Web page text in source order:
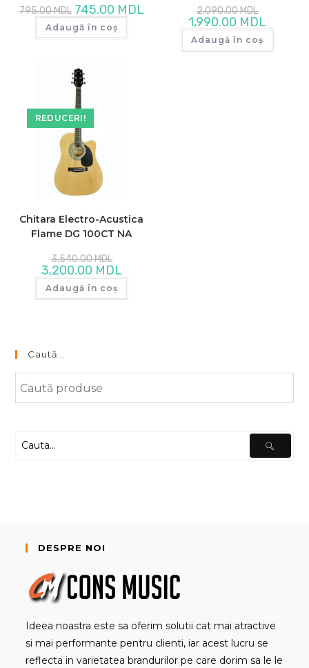
795.00MDL Prețul
inițial
a
fost:
745.00 MDLcurent
745.00 MDL.
Adaugă în coș
2,090.00MDL
inițial
a
fost:
2,090.00
1,990.00 MDLcurent
1,990.00
Adaugă în coș
REDUCERI!
Chitara Electro-Acustica
Flame DG 100CT NA
3,540.00MDL
inițial
a
fost:
3,540.00 MDL.
3,200.00 MDLcurent
3,200.00 MDL.
Adaugă în coș
Caută…
DESPRE NOI
Ideea noastra este sa oferim solutii cat mai atractive
si mai performante pentru clienti, iar acest lucru se
reflecta in varietatea brandurilor pe care dorim sa le le